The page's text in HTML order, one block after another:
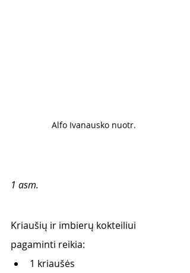
Alfo Ivanausko nuotr.
1 asm.
Kriaušių ir imbierų kokteiliui
pagaminti reikia:
1 kriaušės